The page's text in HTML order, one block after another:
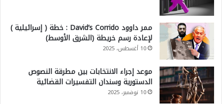
ممر داوود David’s Corrido : خطة ( إسرائيلية )
لإعادة رسم خريطة (الشرق الأوسط)
10 أغسطس، 2025
موعد إجراء الانتخابات بين مطرقة النصوص
الدستورية وسندان التفسيرات القضائية
10 نوفمبر، 2025